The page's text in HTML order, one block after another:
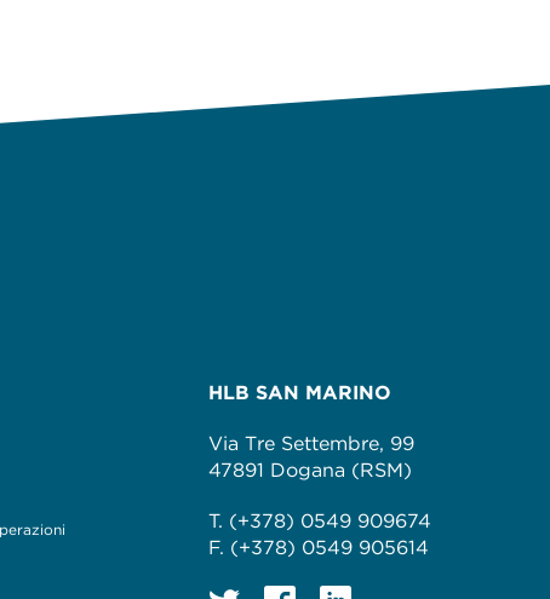
HLB SAN MARINO
Via Tre Settembre, 99
47891 Dogana (RSM)
T. (+378) 0549 909674
F. (+378) 0549 905614